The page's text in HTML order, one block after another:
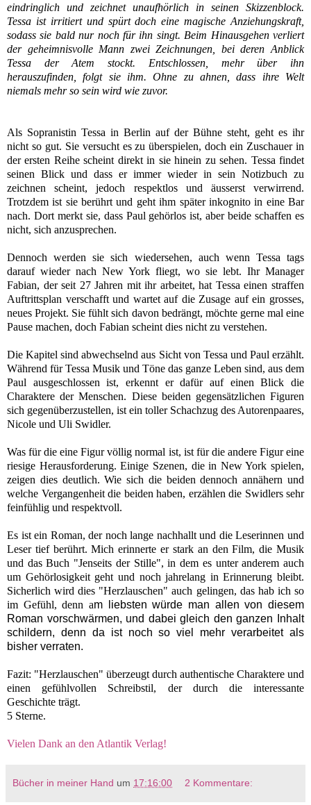
eindringlich und zeichnet unaufhörlich in seinen Skizzenblock.
Tessa ist irritiert und spürt doch eine magische Anziehungskraft,
sodass sie bald nur noch für ihn singt. Beim Hinausgehen verliert
der geheimnisvolle Mann zwei Zeichnungen, bei deren Anblick
Tessa der Atem stockt. Entschlossen, mehr über ihn
herauszufinden, folgt sie ihm. Ohne zu ahnen, dass ihre Welt
niemals mehr so sein wird wie zuvor.
Als Sopranistin Tessa in Berlin auf der Bühne steht, geht es ihr
nicht so gut. Sie versucht es zu überspielen, doch ein Zuschauer in
der ersten Reihe scheint direkt in sie hinein zu sehen. Tessa findet
seinen Blick und dass er immer wieder in sein Notizbuch zu
zeichnen scheint, jedoch respektlos und äusserst verwirrend.
Trotzdem ist sie berührt und geht ihm später inkognito in eine Bar
nach. Dort merkt sie, dass Paul gehörlos ist, aber beide schaffen es
nicht, sich anzusprechen.
Dennoch werden sie sich wiedersehen, auch wenn Tessa tags
darauf wieder nach New York fliegt, wo sie lebt. Ihr Manager
Fabian, der seit 27 Jahren mit ihr arbeitet, hat Tessa einen straffen
Auftrittsplan verschafft und wartet auf die Zusage auf ein grosses,
neues Projekt. Sie fühlt sich davon bedrängt, möchte gerne mal eine
Pause machen, doch Fabian scheint dies nicht zu verstehen.
Die Kapitel sind abwechselnd aus Sicht von Tessa und Paul erzählt.
Während für Tessa Musik und Töne das ganze Leben sind, aus dem
Paul ausgeschlossen ist, erkennt er dafür auf einen Blick die
Charaktere der Menschen. Diese beiden gegensätzlichen Figuren
sich gegenüberzustellen, ist ein toller Schachzug des Autorenpaares,
Nicole und Uli Swidler.
Was für die eine Figur völlig normal ist, ist für die andere Figur eine
riesige Herausforderung. Einige Szenen, die in New York spielen,
zeigen dies deutlich. Wie sich die beiden dennoch annähern und
welche Vergangenheit die beiden haben, erzählen die Swidlers sehr
feinfühlig und respektvoll.
Es ist ein Roman, der noch lange nachhallt und die Leserinnen und
Leser tief berührt. Mich erinnerte er stark an den Film, die Musik
und das Buch "Jenseits der Stille", in dem es unter anderem auch
um Gehörlosigkeit geht und noch jahrelang in Erinnerung bleibt.
Sicherlich wird dies "Herzlauschen" auch gelingen, das hab ich so
im Gefühl, denn am liebsten würde man allen von diesem
Roman vorschwärmen, und dabei gleich den ganzen Inhalt
schildern, denn da ist noch so viel mehr verarbeitet als
bisher verraten.
Fazit: "Herzlauschen" überzeugt durch authentische Charaktere und
einen gefühlvollen Schreibstil, der durch die interessante
Geschichte trägt.
5 Sterne.
Vielen Dank an den Atlantik Verlag!
Bücher in meiner Hand um 17:16:00 2 Kommentare: